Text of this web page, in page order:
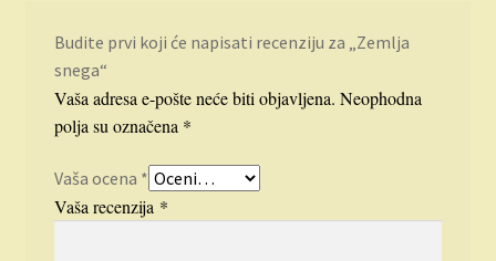
Budite prvi koji će napisati recenziju za „Zemlja
snega“
Vaša adresa e-pošte neće biti objavljena. Neophodna
polja su označena *
Vaša ocena *
Vaša recenzija *